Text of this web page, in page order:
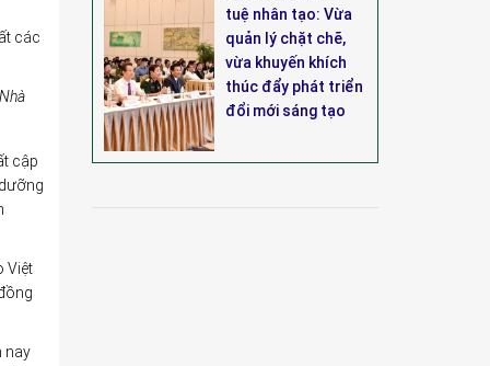
các
cập
Việt
nay
tuệ nhân tạo: Vừa
quản lý chặt chẽ,
vừa khuyến khích
thúc đẩy phát triển
đổi mới sáng tạo